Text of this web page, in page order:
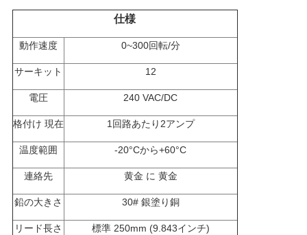
引
用
を
要
求
し
な
仕様
動作速度 0~300回転/分
サーキット 12
電圧 240 VAC/DC
格付け 現在 1回路あたり2アンプ
温度範囲 -20°Cから+60°C
連絡先 黄金 に 黄金
鉛の大きさ 30# 銀塗り銅
リード長さ 標準 250mm (9.843インチ)